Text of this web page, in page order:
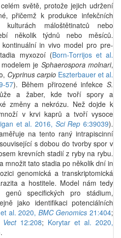
světě, protože jejich udržení
přičemž k produkce infekčních
máloštětinatců nebo
několik týdnů nebo měsíců.
in vivo model pro pre-
myxozoí (Born-Torrijos et al.
je Sphaerospora molnari,
Cyprinus carpio Eszterbauer et al.
57). Během přirozené infekce S.
a žaber, kde tvoří spory a
změny a nekrózu. Než dojde k
v krvi kaprů a tvoří vysoce
et al. 2016, Sci Rep 6:39039).
na tento raný intrapiscinní
s dobou do tvorby spor v
krevních stadií z ryby na rybu.
množit tato stadia po několik dní in
genomická a transkriptomická
a hostitele. Model nám tedy
genů specifických pro stádium,
jako identifikaci potenciálních
al. 2020, BMC Genomics 21:404;
Vect12:208; Korytar et al. 2020,